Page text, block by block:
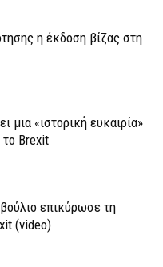
η έκδοση βίζας στη
«ιστορική ευκαιρία»
το Brexit
επικύρωσε τη
(video)